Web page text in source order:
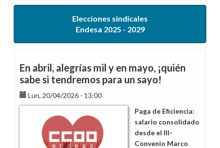
Elecciones sindicales
Endesa 2025 - 2029
En abril, alegrías mil y en mayo, ¡quién
sabe si tendremos para un sayo!
Lun, 20/04/2026 - 13:00
Paga de Eficiencia:
salario consolidado
desde el III-
Convenio Marco